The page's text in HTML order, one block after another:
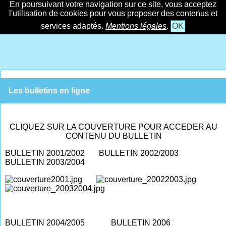
En poursuivant votre navigation sur ce site, vous acceptez
l'utilisation de cookies pour vous proposer des contenus et
services adaptés. Mentions légales. OK
Les bulletins en ligne
CLIQUEZ SUR LA COUVERTURE POUR ACCEDER AU
CONTENU DU BULLETIN
BULLETIN 2001/2002 BULLETIN 2002/2003
BULLETIN 2003/2004
BULLETIN 2004/2005 BULLETIN 2006